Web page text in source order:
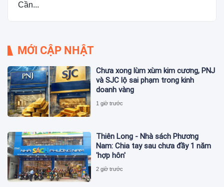
Cần...
MỚI CẬP NHẬT
Chưa xong lùm xùm kim cương, PNJ
và SJC lộ sai phạm trong kinh
doanh vàng
1 giờ trước
Thiên Long - Nhà sách Phương
Nam: Chia tay sau chưa đầy 1 năm
'hợp hôn'
2 giờ trước